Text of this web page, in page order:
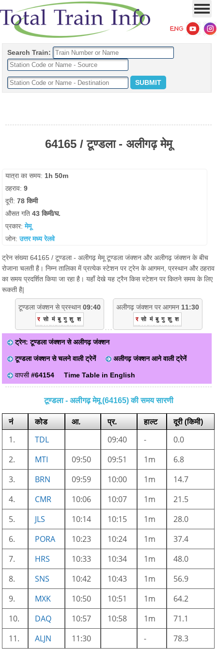
Search Train:
64165 / टूण्डला - अलीगढ़ मेमू
यात्रा का समय: 1h 50m
ठहराव:9
दूरी:78 किमी
औसत गति43 किमी/घ.
प्रकार:मेमू
जोन:उत्तर मध्य रेलवे
ट्रेन संख्या 64165 / टूण्डला - अलीगढ़ मेमू टूण्डला जंक्शन और अलीगढ़ जंक्शन के बीच
रोजाना चलती है। निम्न तालिका में प्रत्येक स्टेशन पर ट्रेन के आगमन, प्रस्थान और ठहराव
का समय प्रदर्शित किया जा रहा है। यहाँ देखे यह ट्रैन किस स्टेशन पर कितने समय के लिए
रूकती है|
टूण्डला जंक्शन से प्रस्थान 09:40
र सो मं बु गु शु श
अलीगढ़ जंक्शन पर आगमन 11:30
र सो मं बु गु शु श
ट्रेन: टूण्डला जंक्शन से अलीगढ़ जंक्शन
टूण्डला जंक्शन से चलने वाली ट्रेनें अलीगढ़ जंक्शन आने वाली ट्रेनें
वापसी#64154 Time Table in English
टूण्डला - अलीगढ़ मेमू (64165) की समय सारणी
नं कोड आ. प्र. हाल्ट
दूरी (किमी)
1.
TDL 09:40 -
0.0
2.
MTI 09:50 09:51 1m
6.8
3.
BRN 09:59 10:00 1m
14.7
4.
CMR 10:06 10:07 1m
21.5
5.
JLS 10:14 10:15 1m
28.0
6.
PORA 10:23 10:24 1m
37.4
7.
HRS 10:33 10:34 1m
48.0
8.
SNS 10:42 10:43 1m
56.9
9.
MXK 10:50 10:51 1m
64.2
10.
DAQ 10:57 10:58 1m
71.1
11.
ALJN 11:30 - 78.3